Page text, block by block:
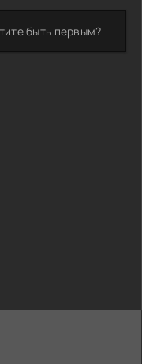
быть первым?